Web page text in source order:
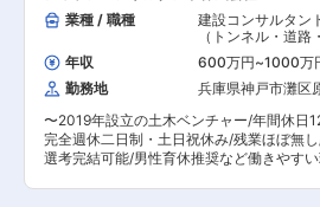
客に図面提出・打ち合わせを行った後に発
図面の修正や構造計算を行っていただきま
計算は専用ソフトを使用)。 ■当社について： 当
社は1996年に金物工法プレカット工場設計
してスタートし、その後木造軸組金物「
法」を開発することで事業化に成功しまし
規模以下の建築物に対する構造全般につい
タルでサポートし、木造建築を増やすため
質なサービスを提供しています。日本の気
のテクノロジーを駆使して、より手軽で安
は一度子会社(ベトナム事務所)にて対応 （
会社にて作成した図面等の確認と修正等を
す。 （4）完成した図面をもとに顧客と打
せを行い、追加修正がある場合はその都度対
子会社での案件の完成度は規模や難易度に
様々ですが、5割程度のものもあれば9割程
のあります。一からご対応頂くケースもご
す。 ■入社後の流れ： ご経験によっても異なり
ますが、初めは成果物のチェック業務・顧
面の提出・打ち合わせを行った後に発生す
業種 / 職種
建設コンサルタン
（トンネル・道路
測量（上下水道）
年収 600万円~1000万
勤務地
兵庫県神戸市灘区
〜2019年設立の土木ベンチャー/年間休日
完全週休二日制・土日祝休み/残業ほぼ無
選考完結可能/男性育休推奨など働きやす